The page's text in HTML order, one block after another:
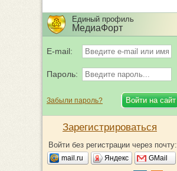
Единый профиль
МедиаФорт
E-mail:
Пароль:
Забыли пароль?
Зарегистрироваться
Войти без регистрации через почту:
mail.ru Яндекс GMail